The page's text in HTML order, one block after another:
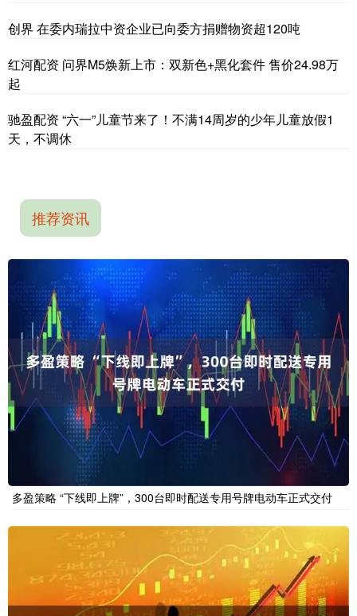
创界 在委内瑞拉中资企业已向委方捐赠物资超120吨
红河配资 问界M5焕新上市：双新色+黑化套件 售价24.98万
起
驰盈配资 “六一”儿童节来了！不满14周岁的少年儿童放假1
天，不调休
推荐资讯
多盈策略 “下线即上牌”，300台即时配送专用号牌电动车正式交付